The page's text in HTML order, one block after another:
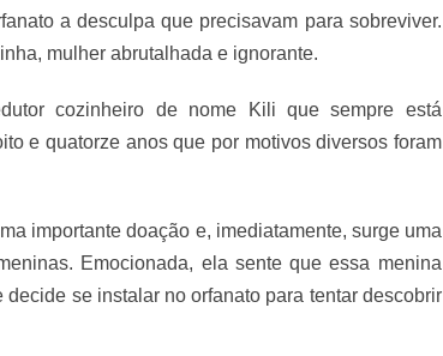
a desculpa que precisavam para sobreviver.
mulher abrutalhada e ignorante.
cozinheiro de nome Kili que sempre está
e quatorze anos que por motivos diversos foram
importante doação e, imediatamente, surge uma
Emocionada, ela sente que essa menina
se instalar no orfanato para tentar descobrir